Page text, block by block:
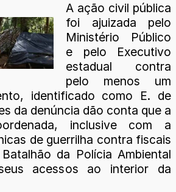
A ação civil pública
foi ajuizada pelo
Ministério Público
e pelo Executivo
estadual contra
pelo menos um
identificado como E. de
da denúncia dão conta que a
inclusive com a
de guerrilha contra fiscais
da Polícia Ambiental
acessos ao interior da